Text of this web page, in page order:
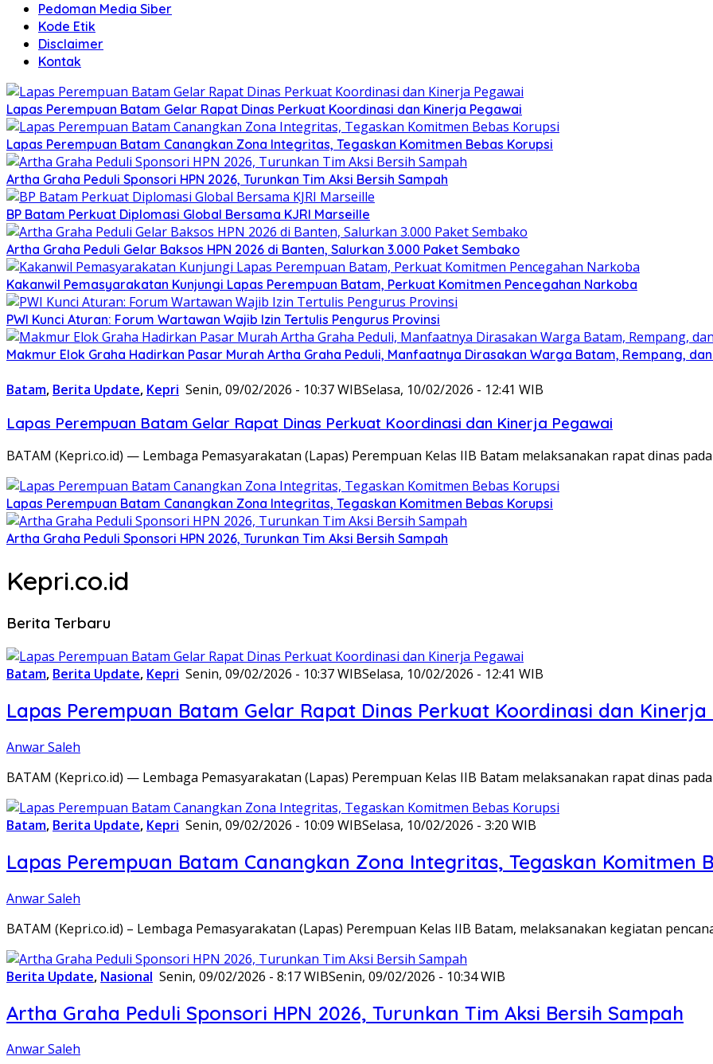
Pedoman Media Siber
Kode Etik
Disclaimer
Kontak
Lapas Perempuan Batam Gelar Rapat Dinas Perkuat Koordinasi dan Kinerja Pegawai
Lapas Perempuan Batam Canangkan Zona Integritas, Tegaskan Komitmen Bebas Korupsi
Artha Graha Peduli Sponsori HPN 2026, Turunkan Tim Aksi Bersih Sampah
BP Batam Perkuat Diplomasi Global Bersama KJRI Marseille
Artha Graha Peduli Gelar Baksos HPN 2026 di Banten, Salurkan 3.000 Paket Sembako
Kakanwil Pemasyarakatan Kunjungi Lapas Perempuan Batam, Perkuat Komitmen Pencegahan Narkoba
PWI Kunci Aturan: Forum Wartawan Wajib Izin Tertulis Pengurus Provinsi
Makmur Elok Graha Hadirkan Pasar Murah Artha Graha Peduli, Manfaatnya Dirasakan Warga Batam, Rempang,
Batam, Berita Update, Kepri Senin, 09/02/2026 - 10:37 WIBSelasa, 10/02/2026 - 12:41 WIB
Lapas Perempuan Batam Gelar Rapat Dinas Perkuat Koordinasi dan Kinerja Pegawai
BATAM (Kepri.co.id) — Lembaga Pemasyarakatan (Lapas) Perempuan Kelas IIB Batam melaksanakan rapat dinas
Lapas Perempuan Batam Canangkan Zona Integritas, Tegaskan Komitmen Bebas Korupsi
Artha Graha Peduli Sponsori HPN 2026, Turunkan Tim Aksi Bersih Sampah
Kepri.co.id
Berita Terbaru
Batam, Berita Update, Kepri Senin, 09/02/2026 - 10:37 WIBSelasa, 10/02/2026 - 12:41 WIB
Lapas Perempuan Batam Gelar Rapat Dinas Perkuat Koordinasi dan Kinerja
Anwar Saleh
BATAM (Kepri.co.id) — Lembaga Pemasyarakatan (Lapas) Perempuan Kelas IIB Batam melaksanakan rapat dinas
Batam, Berita Update, Kepri Senin, 09/02/2026 - 10:09 WIBSelasa, 10/02/2026 - 3:20 WIB
Lapas Perempuan Batam Canangkan Zona Integritas, Tegaskan Komitmen
Anwar Saleh
BATAM (Kepri.co.id) – Lembaga Pemasyarakatan (Lapas) Perempuan Kelas IIB Batam, melaksanakan kegiatan
Berita Update, Nasional Senin, 09/02/2026 - 8:17 WIBSenin, 09/02/2026 - 10:34 WIB
Artha Graha Peduli Sponsori HPN 2026, Turunkan Tim Aksi Bersih Sampah
Anwar Saleh